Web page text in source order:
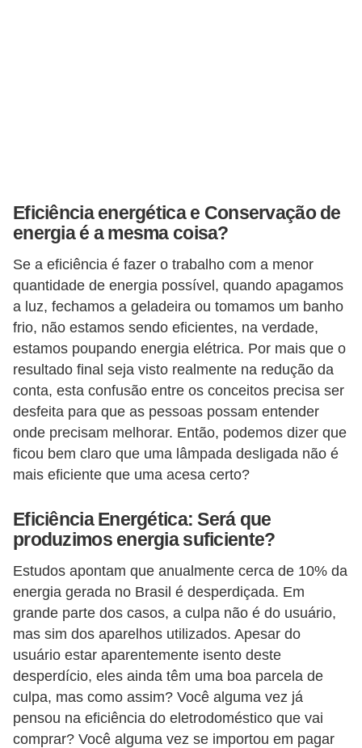
Eficiência energética e Conservação de
energia é a mesma coisa?
Se a eficiência é fazer o trabalho com a menor
quantidade de energia possível, quando apagamos
a luz, fechamos a geladeira ou tomamos um banho
frio, não estamos sendo eficientes, na verdade,
estamos poupando energia elétrica. Por mais que o
resultado final seja visto realmente na redução da
conta, esta confusão entre os conceitos precisa ser
desfeita para que as pessoas possam entender
onde precisam melhorar. Então, podemos dizer que
ficou bem claro que uma lâmpada desligada não é
mais eficiente que uma acesa certo?
Eficiência Energética: Será que
produzimos energia suficiente?
Estudos apontam que anualmente cerca de 10% da
energia gerada no Brasil é desperdiçada. Em
grande parte dos casos, a culpa não é do usuário,
mas sim dos aparelhos utilizados. Apesar do
usuário estar aparentemente isento deste
desperdício, eles ainda têm uma boa parcela de
culpa, mas como assim? Você alguma vez já
pensou na eficiência do eletrodoméstico que vai
comprar? Você alguma vez se importou em pagar
–
E
e
t
r
i
c
d
a
d
F
r
r
a
m
e
n
t